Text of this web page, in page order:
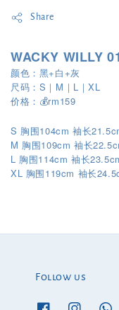
Share
WACKY WILLY
颜色：黑+白+灰
尺码：S｜M｜L｜XL
价格：💰rm159
S 胸围104cm 袖长
M 胸围109cm 袖长
L 胸围114cm 袖长
XL 胸围 119cm 袖长
Follow us